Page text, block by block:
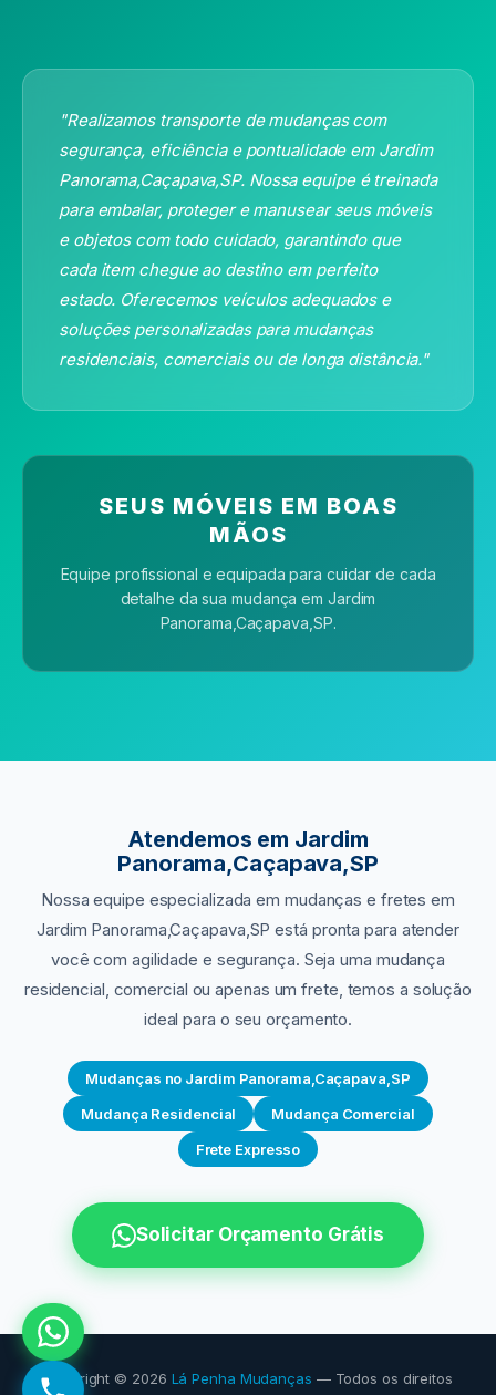
"Realizamos transporte de mudanças com
segurança, eficiência e pontualidadeem Jardim
Panorama,Caçapava,SP. Nossa equipe é treinada
para embalar, proteger e manusear seus móveis
e objetos com todo cuidado, garantindo que
cada item chegue ao destino em perfeito
estado. Oferecemos veículos adequados e
soluções personalizadas para mudanças
residenciais, comerciais ou de longa distância."
SEUS MÓVEIS EM BOAS
MÃOS
Equipe profissional e equipada para cuidar de cada
detalhe da sua mudança em Jardim
Panorama,Caçapava,SP.
Atendemos em Jardim
Panorama,Caçapava,SP
Nossa equipe especializada em mudanças e fretes em
Jardim Panorama,Caçapava,SP está pronta para atender
você com agilidade e segurança. Seja uma mudança
residencial, comercial ou apenas um frete, temos a solução
ideal para o seu orçamento.
Mudanças no Jardim Panorama,Caçapava,SP
Mudança Residencial
Mudança Comercial
Frete Expresso
Solicitar Orçamento Grátis
Copyright © 2026 Lá Penha Mudanças — Todos os direitos